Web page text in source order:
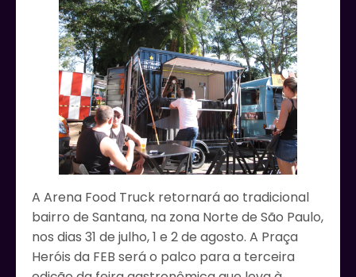
A Arena Food Truck retornará ao tradicional
bairro de Santana, na zona Norte de São Paulo,
nos dias 31 de julho, 1 e 2 de agosto. A Praça
Heróis da FEB será o palco para a terceira